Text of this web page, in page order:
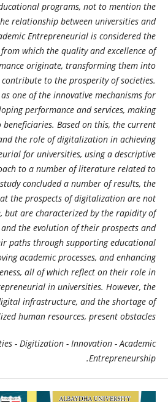
programs, not to mention the
relationship between universities and
Entrepreneurial is considered the
which the quality and excellence of
originate, transforming them into
to the prosperity of societies.
one of the innovative mechanisms for
performance and services, making
beneficiaries. Based on this, the current
the role of digitalization in achieving
for universities, using a descriptive
to a number of literature related to
concluded a number of results, the
the prospects of digitalization are not
but are characterized by the rapidity of
the evolution of their prospects and
paths through supporting educational
academic processes, and enhancing
all of which reflect on their role in
in universities. However, the
infrastructure, and the shortage of
human resources, present obstacles.
- Digitization - Innovation - Academic
Entrepreneurship
.